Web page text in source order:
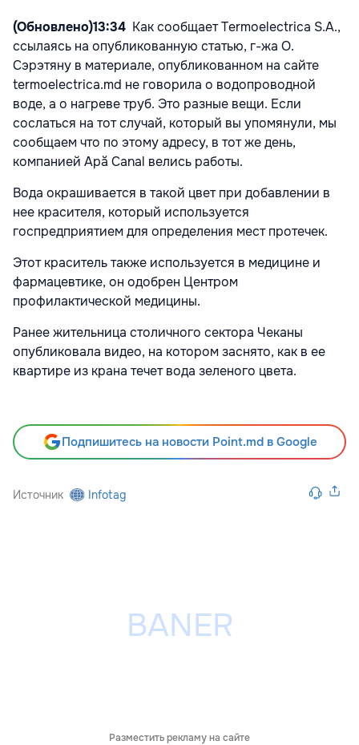
(Обновлено)13:34 Как сообщает Termoelectrica S.A.,
ссылаясь на опубликованную статью, г-жа О.
Сэрэтяну в материале, опубликованном на сайте
termoelectrica.md не говорила о водопроводной
воде, а о нагреве труб. Это разные вещи. Если
сослаться на тот случай, который вы упомянули, мы
сообщаем что по этому адресу, в тот же день,
компанией Apă Canal велись работы.
Вода окрашивается в такой цвет при добавлении в
нее красителя, который используется
госпредприятием для определения мест протечек.
Этот краситель также используется в медицине и
фармацевтике, он одобрен Центром
профилактической медицины.
Ранее жительница столичного сектора Чеканы
опубликовала видео, на котором заснято, как в ее
квартире из крана течет вода зеленого цвета.
Подпишитесь на новости Point.md в Google
Источник Infotag
Разместить рекламу на сайте